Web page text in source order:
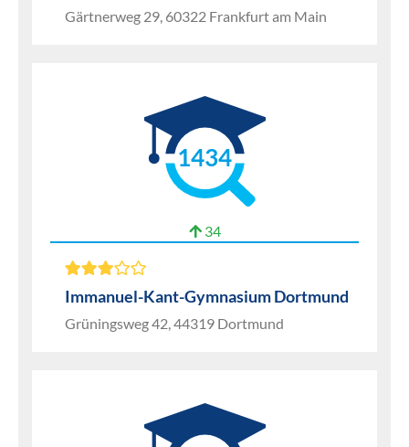
Gärtnerweg 29, 60322 Frankfurt am Main
1434
34
Immanuel-Kant-Gymnasium Dortmund
Grüningsweg 42, 44319 Dortmund